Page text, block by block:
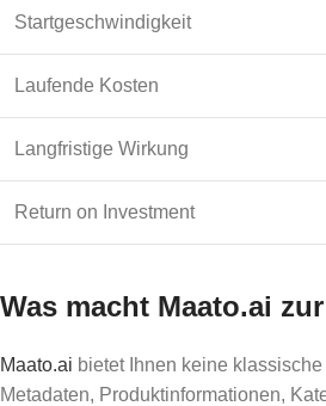
Startgeschwindigkeit
Laufende Kosten
Langfristige Wirkung
Return on Investment
Was macht Maato.ai
Maato.ai bietet Ihnen keine
Metadaten, Produktinformationen,